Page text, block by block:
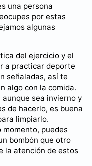
una persona
por estas
algunas
del ejercicio y el
a practicar deporte
señaladas, así te
algo con la comida.
sea invierno y
de hacerlo, es buena
limpiarlo.
puedes
bombón que otro
la atención de estos